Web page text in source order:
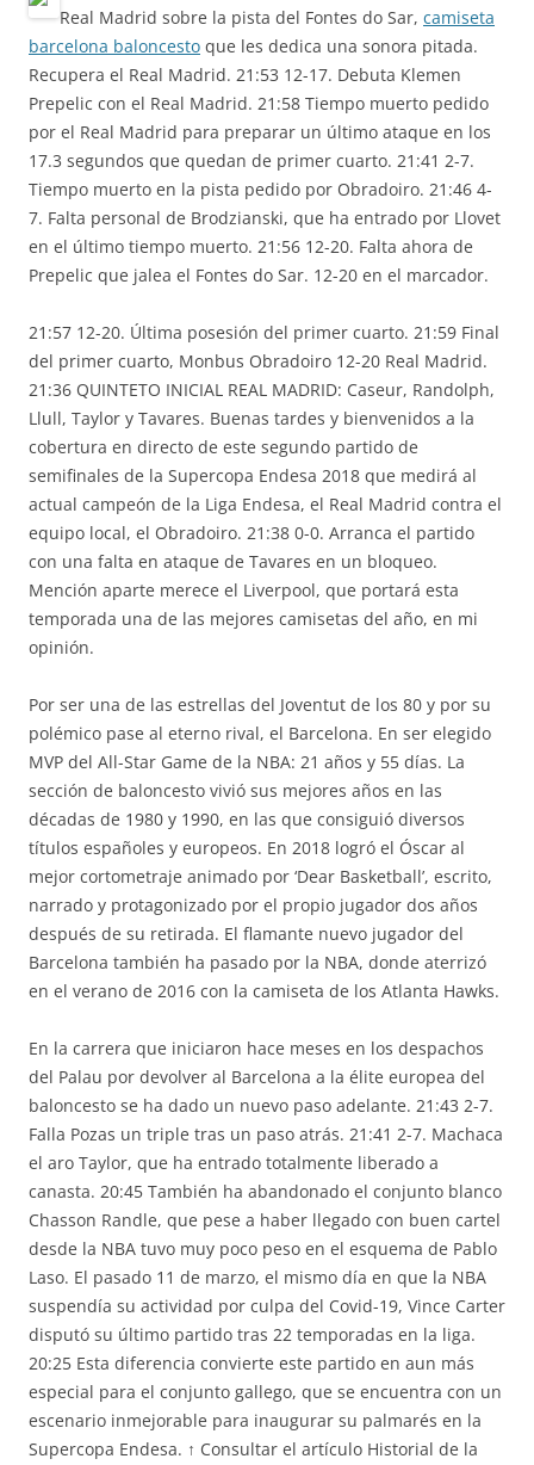
Real Madrid sobre la pista del Fontes do Sar, camiseta
barcelona baloncesto que les dedica una sonora pitada.
Recupera el Real Madrid. 21:53 12-17. Debuta Klemen
Prepelic con el Real Madrid. 21:58 Tiempo muerto pedido
por el Real Madrid para preparar un último ataque en los
17.3 segundos que quedan de primer cuarto. 21:41 2-7.
Tiempo muerto en la pista pedido por Obradoiro. 21:46 4-
7. Falta personal de Brodzianski, que ha entrado por Llovet
en el último tiempo muerto. 21:56 12-20. Falta ahora de
Prepelic que jalea el Fontes do Sar. 12-20 en el marcador.
21:57 12-20. Última posesión del primer cuarto. 21:59 Final
del primer cuarto, Monbus Obradoiro 12-20 Real Madrid.
21:36 QUINTETO INICIAL REAL MADRID: Caseur, Randolph,
Llull, Taylor y Tavares. Buenas tardes y bienvenidos a la
cobertura en directo de este segundo partido de
semifinales de la Supercopa Endesa 2018 que medirá al
actual campeón de la Liga Endesa, el Real Madrid contra el
equipo local, el Obradoiro. 21:38 0-0. Arranca el partido
con una falta en ataque de Tavares en un bloqueo.
Mención aparte merece el Liverpool, que portará esta
temporada una de las mejores camisetas del año, en mi
opinión.
Por ser una de las estrellas del Joventut de los 80 y por su
polémico pase al eterno rival, el Barcelona. En ser elegido
MVP del All-Star Game de la NBA: 21 años y 55 días. La
sección de baloncesto vivió sus mejores años en las
décadas de 1980 y 1990, en las que consiguió diversos
títulos españoles y europeos. En 2018 logró el Óscar al
mejor cortometraje animado por ‘Dear Basketball’, escrito,
narrado y protagonizado por el propio jugador dos años
después de su retirada. El flamante nuevo jugador del
Barcelona también ha pasado por la NBA, donde aterrizó
en el verano de 2016 con la camiseta de los Atlanta Hawks.
En la carrera que iniciaron hace meses en los despachos
del Palau por devolver al Barcelona a la élite europea del
baloncesto se ha dado un nuevo paso adelante. 21:43 2-7.
Falla Pozas un triple tras un paso atrás. 21:41 2-7. Machaca
el aro Taylor, que ha entrado totalmente liberado a
canasta. 20:45 También ha abandonado el conjunto blanco
Chasson Randle, que pese a haber llegado con buen cartel
desde la NBA tuvo muy poco peso en el esquema de Pablo
Laso. El pasado 11 de marzo, el mismo día en que la NBA
suspendía su actividad por culpa del Covid-19, Vince Carter
disputó su último partido tras 22 temporadas en la liga.
20:25 Esta diferencia convierte este partido en aun más
especial para el conjunto gallego, que se encuentra con un
escenario inmejorable para inaugurar su palmarés en la
Supercopa Endesa. ↑ Consultar el artículo Historial de la